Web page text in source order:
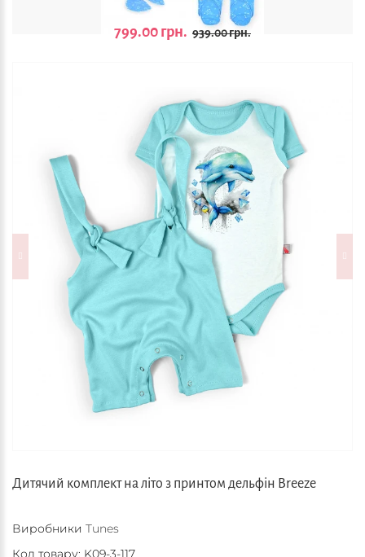
799.00 грн. 939.00 грн.
Дитячий комплект на літо з принтом дельфін Breeze
Виробники Tunes
Код товару: K09-3-117